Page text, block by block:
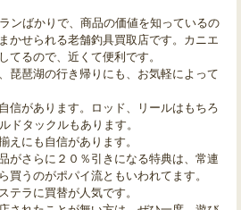
ンばかりで、商品の価値を知っているの
かせられる老舗釣具買取店です。カニエ
てるので、近くて便利です。
琵琶湖の行き帰りにも、お気軽によって
信があります。ロッド、リールはもちろ
ドタックルもあります。
えにも自信があります。
がさらに２０％引きになる特典は、常連
買うのがポパイ流ともいわれてます。
テラに買替が人気です。